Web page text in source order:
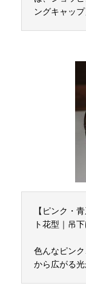
ングキャッ
【ピンク・
ト花型｜吊
色んなピン
から広がる光